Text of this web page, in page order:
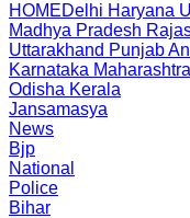
HOMEDelhi Haryana
Madhya Pradesh
Uttarakhand Punjab
Karnataka Maharashtra
Odisha Kerala
Jansamasya
News
Bjp
National
Police
Bihar